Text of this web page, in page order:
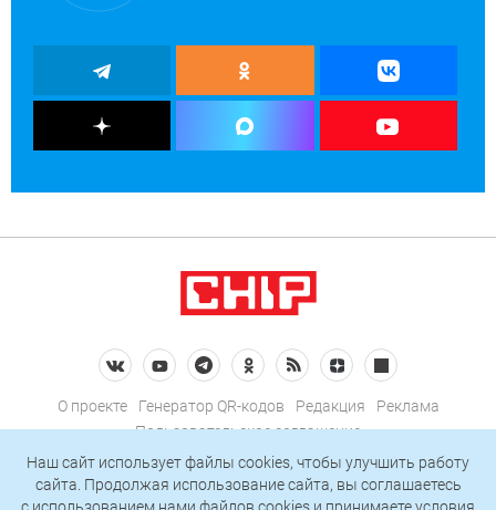
О проекте Генератор QR-кодов Редакция
Реклама
Пользовательское соглашение
Политика конфиденциальности
Подписаться на рассылку
Наш сайт использует файлы cookies, чтобы улучшить работу
сайта. Продолжая использование сайта, вы соглашаетесь